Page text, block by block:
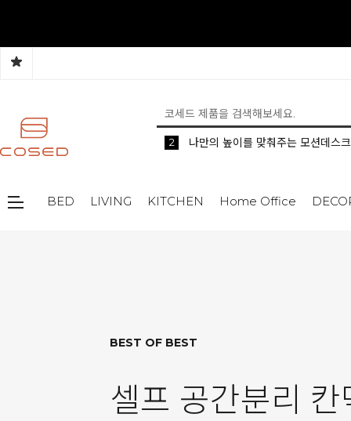
5 생활 속 편리한 이동식 사이드 테이
1 공간분리 인테리어의 시작 파티션
2 나만의 높이를 맞춰주는 모션데스크
BED LIVING KITCHEN Home Office
BEST OF BEST
셀프 공간분리